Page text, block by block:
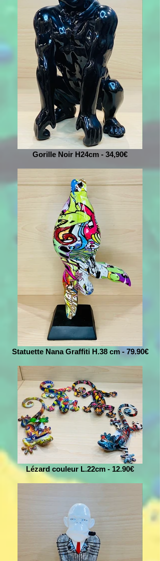
Gorille Noir H24cm - 34,90€
Statuette Nana Graffiti H.38 cm - 79.90€
Lézard couleur L.22cm - 12.90€